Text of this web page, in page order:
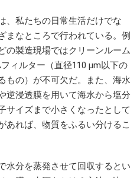
私たちの日常生活だけでな
まなところで行われている。例
の製造現場ではクリーンルーム
ィルター（直径110 µm以下の
もの）が不可欠だ。また、海水
逆浸透膜を用いて海水から塩分
サイズまで小さくなったとして
あれば、物質をふるい分けるこ
分を蒸発させて回収するとい